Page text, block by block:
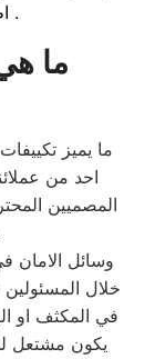
اطباق بمصر و المحافظات .
ما
ما يميز
احد من
المصميين
وسائل الامان
خلال
في المكثف او
يكون مشتعل